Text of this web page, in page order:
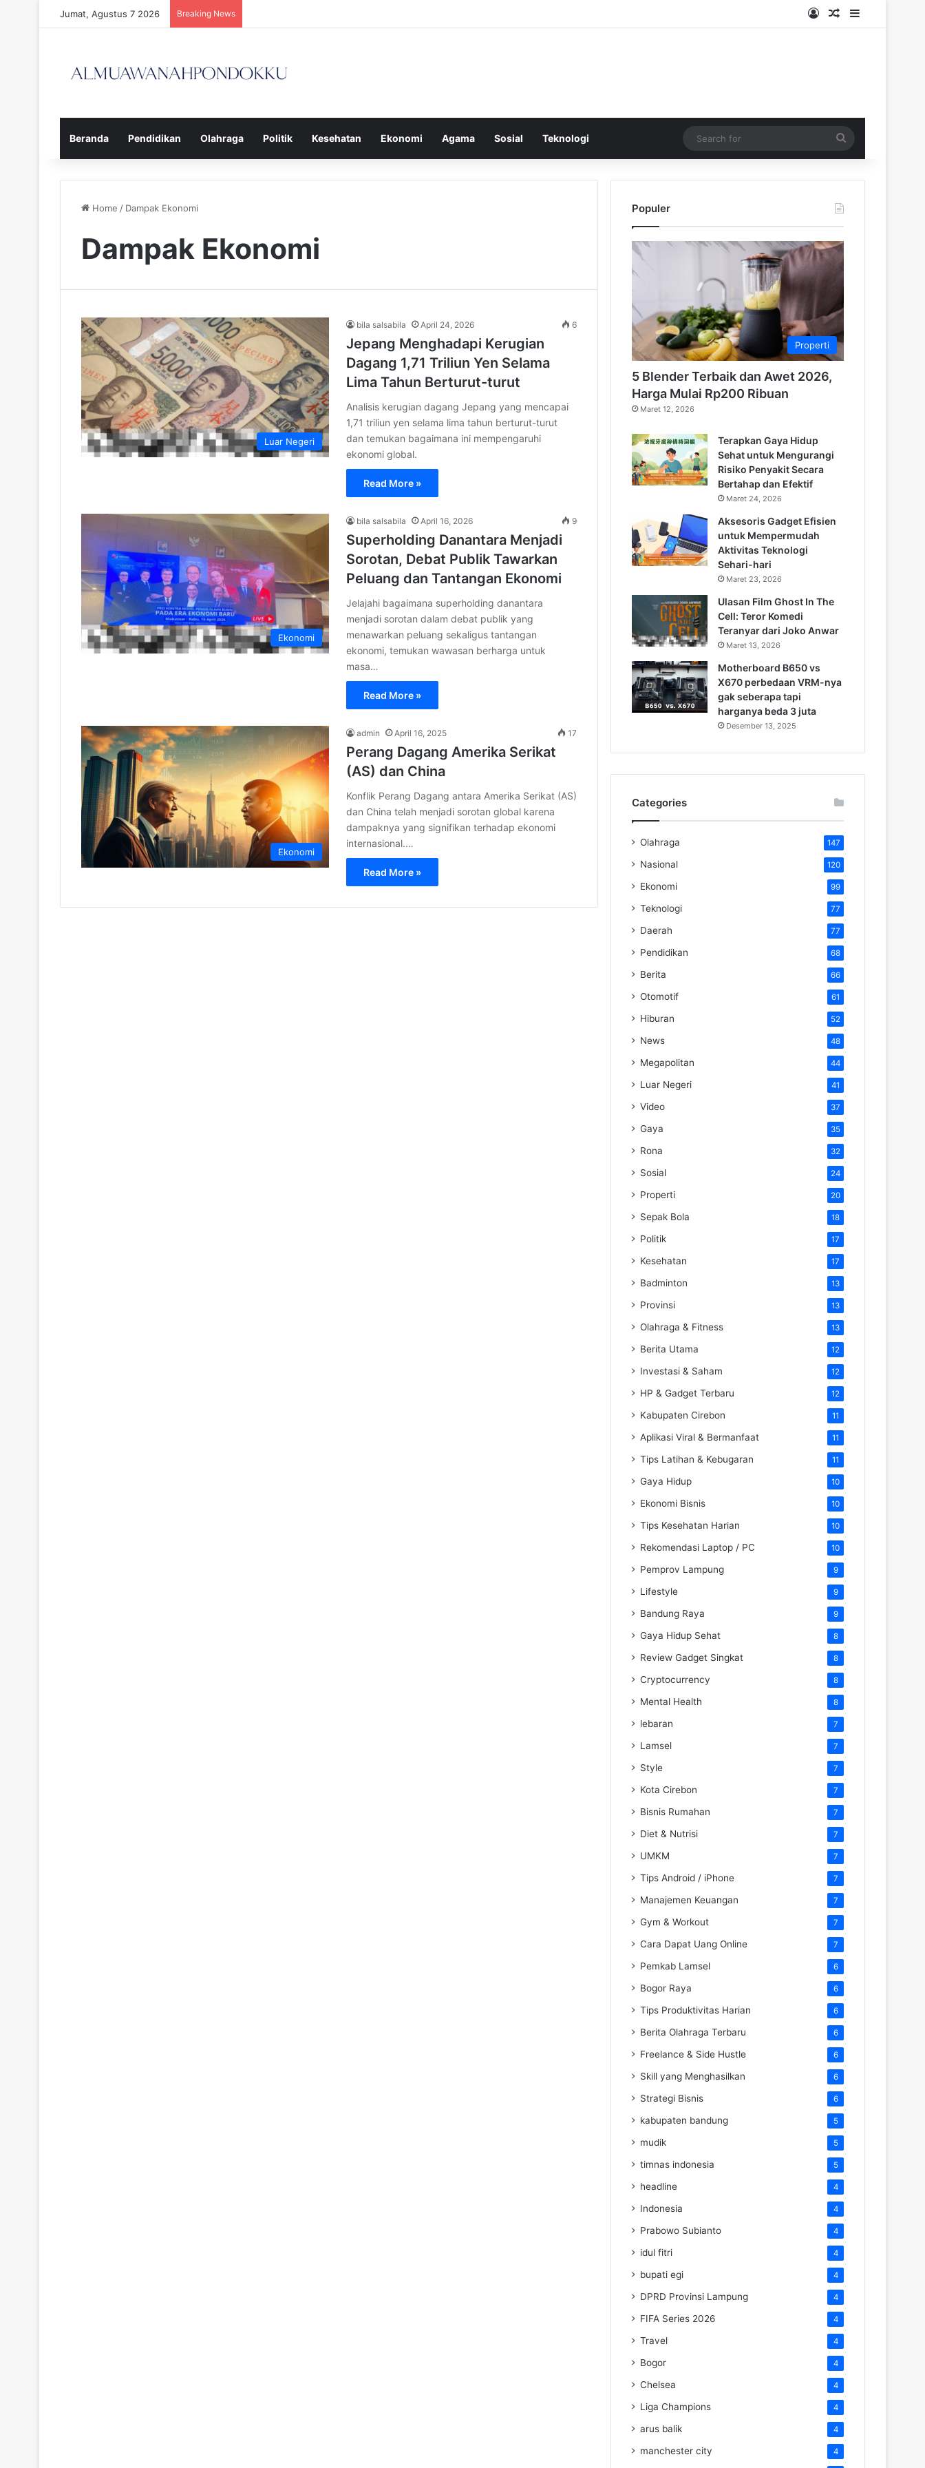
Jumat, Agustus 7 2026 Breaking News Log InRandom Article
Sidebar
Beranda Pendidikan Olahraga Politik Kesehatan Ekonomi Agama Sosial Teknologi
for
Home / Dampak Ekonomi
Dampak Ekonomi
Luar Negeri
bila salsabila April 24, 2026 6
Jepang Menghadapi Kerugian
Dagang 1,71 Triliun Yen Selama
Lima Tahun Berturut-turut
Analisis kerugian dagang Jepang yang mencapai
1,71 triliun yen selama lima tahun berturut-turut
dan temukan bagaimana ini mempengaruhi
ekonomi global.
Read More »
Ekonomi
bila salsabila April 16, 2026 9
Superholding Danantara Menjadi
Sorotan, Debat Publik Tawarkan
Peluang dan Tantangan Ekonomi
Jelajahi bagaimana superholding danantara
menjadi sorotan dalam debat publik yang
menawarkan peluang sekaligus tantangan
ekonomi, temukan wawasan berharga untuk
masa…
Read More »
Ekonomi
admin April 16, 2025 17
Perang Dagang Amerika Serikat
(AS) dan China
Konflik Perang Dagang antara Amerika Serikat (AS)
dan China telah menjadi sorotan global karena
dampaknya yang signifikan terhadap ekonomi
internasional.…
Read More »
Populer
Properti
5 Blender Terbaik dan Awet 2026,
Harga Mulai Rp200 Ribuan
Maret 12, 2026
Terapkan Gaya Hidup
Sehat untuk Mengurangi
Risiko Penyakit Secara
Bertahap dan Efektif
Maret 24, 2026
Aksesoris Gadget Efisien
untuk Mempermudah
Aktivitas Teknologi
Sehari-hari
Maret 23, 2026
Ulasan Film Ghost In The
Cell: Teror Komedi
Teranyar dari Joko Anwar
Maret 13, 2026
Motherboard B650 vs
X670 perbedaan VRM-nya
gak seberapa tapi
harganya beda 3 juta
Desember 13, 2025
Categories
Olahraga 147
Nasional 120
Ekonomi 99
Teknologi 77
Daerah 77
Pendidikan 68
Berita 66
Otomotif 61
Hiburan 52
News 48
Megapolitan 44
Luar Negeri 41
Video 37
Gaya 35
Rona 32
Sosial 24
Properti 20
Sepak Bola 18
Politik 17
Kesehatan 17
Badminton 13
Provinsi 13
Olahraga & Fitness 13
Berita Utama 12
Investasi & Saham 12
HP & Gadget Terbaru 12
Kabupaten Cirebon 11
Aplikasi Viral & Bermanfaat 11
Tips Latihan & Kebugaran 11
Gaya Hidup 10
Ekonomi Bisnis 10
Tips Kesehatan Harian 10
Rekomendasi Laptop / PC 10
Pemprov Lampung 9
Lifestyle 9
Bandung Raya 9
Gaya Hidup Sehat 8
Review Gadget Singkat 8
Cryptocurrency 8
Mental Health 8
lebaran 7
Lamsel 7
Style 7
Kota Cirebon 7
Bisnis Rumahan 7
Diet & Nutrisi 7
UMKM 7
Tips Android / iPhone 7
Manajemen Keuangan 7
Gym & Workout 7
Cara Dapat Uang Online 7
Pemkab Lamsel 6
Bogor Raya 6
Tips Produktivitas Harian 6
Berita Olahraga Terbaru 6
Freelance & Side Hustle 6
Skill yang Menghasilkan 6
Strategi Bisnis 6
kabupaten bandung 5
mudik 5
timnas indonesia 5
headline 4
Indonesia 4
Prabowo Subianto 4
idul fitri 4
bupati egi 4
DPRD Provinsi Lampung 4
FIFA Series 2026 4
Travel 4
Bogor 4
Chelsea 4
Liga Champions 4
arus balik 4
manchester city 4